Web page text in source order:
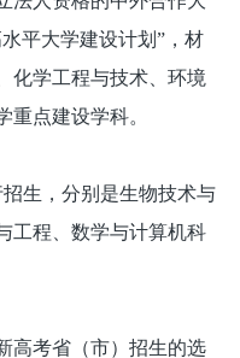
平大学建设计划”，材
化学工程与技术、环境
重点建设学科。
生，分别是生物技术与
工程、数学与计算机科
高考省（市）招生的选